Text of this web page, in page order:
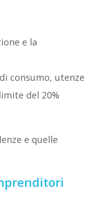
e la
consumo, utenze
del 20%
e quelle